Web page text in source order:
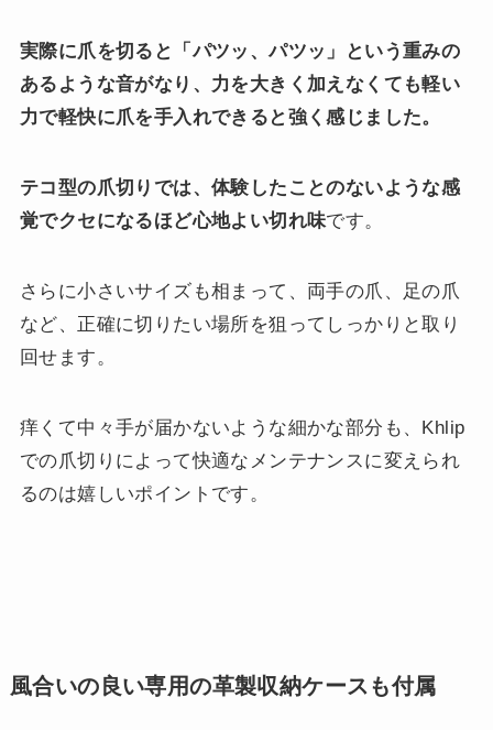
実際に爪を切ると「パツッ、パツッ」という重みの
あるような音がなり、力を大きく加えなくても軽い
力で軽快に爪を手入れできると強く感じました。
テコ型の爪切りでは、体験したことのないような感
覚でクセになるほど心地よい切れ味です。
さらに小さいサイズも相まって、両手の爪、足の爪
など、正確に切りたい場所を狙ってしっかりと取り
回せます。
痒くて中々手が届かないような細かな部分も、Khlip
での爪切りによって快適なメンテナンスに変えられ
るのは嬉しいポイントです。
風合いの良い専用の革製収納ケースも付属